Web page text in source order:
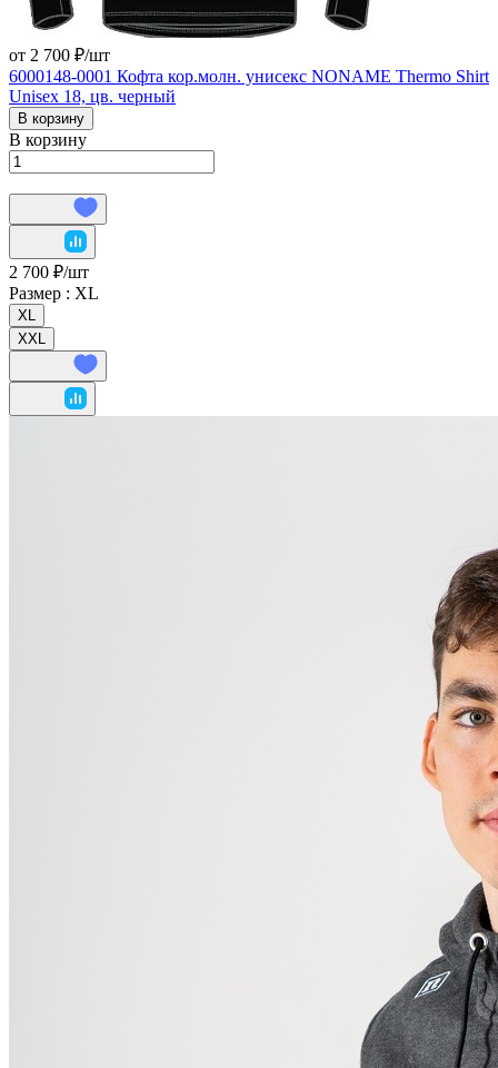
от 2 700 ₽/шт
6000148-0001 Кофта кор.молн. унисекс NONAME Thermo Shirt
Unisex 18, цв. черный
В корзину
В корзину
2 700 ₽/шт
Размер : XL
XL
XXL